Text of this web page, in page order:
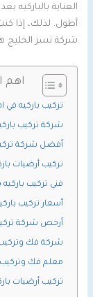
العناية بالباركيه
أطول. لذلك، إذا
شركة نسر الخليج هي
اهم
تركيب باركيه في
شركة تركيب
أفضل شركة
تركيب أرضيات
فني تركيب باركيه
أسعار تركيب
أرخص شركة
شركة فك وتركيب
معلم فك وتركيب
تركيب أرضيات